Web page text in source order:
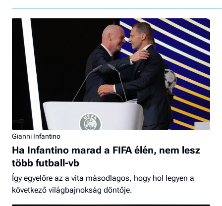
Gianni Infantino
Ha Infantino marad a FIFA élén, nem lesz
több futball-vb
Így egyelőre az a vita másodlagos, hogy hol legyen a
következő világbajnokság döntője.